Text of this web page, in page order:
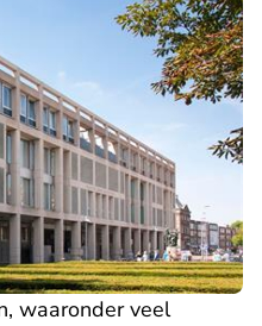
waaronder veel